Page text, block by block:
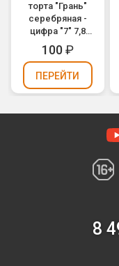
торта "Грань"
серебряная -
цифра "7" 7,8
см
100₽
ПЕРЕЙТИ
8